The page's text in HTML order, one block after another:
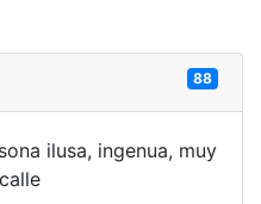
88
ilusa, ingenua, muy